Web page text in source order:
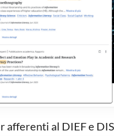
afferenti al DIEF e